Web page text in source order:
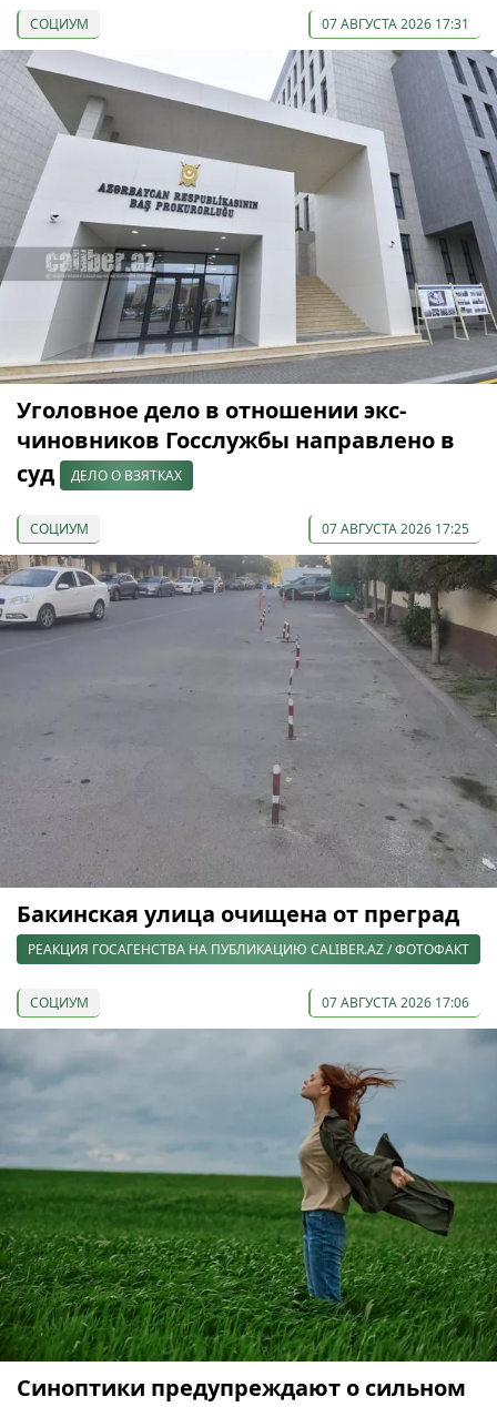
СОЦИУМ 07 АВГУСТА 2026 17:31
Уголовное дело в отношении экс-
чиновников Госслужбы направлено в
суд
ДЕЛО О ВЗЯТКАХ
СОЦИУМ 07 АВГУСТА 2026 17:25
Бакинская улица очищена от преград
РЕАКЦИЯ ГОСАГЕНСТВА НА ПУБЛИКАЦИЮ CALIBER.AZ / ФОТОФАКТ
СОЦИУМ 07 АВГУСТА 2026 17:06
Синоптики предупреждают о сильном